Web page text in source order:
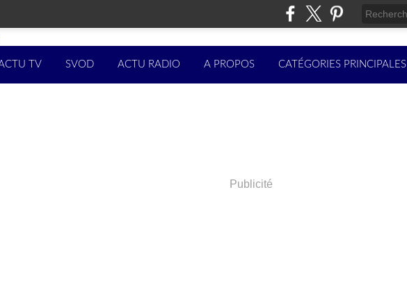
TV SVOD ACTU RADIO A PROPOS CATÉGORIES PRINCIPALES
Publicité